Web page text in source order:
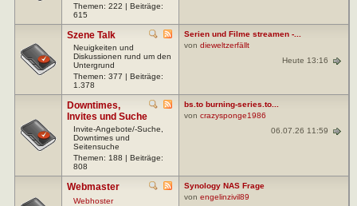
Themen: 222 | Beiträge:
615
Szene Talk
Neuigkeiten und
Diskussionen rund um den
Untergrund
Themen: 377 | Beiträge:
1.378
Serien und Filme streamen -...
von dieweltzerfällt
Heute 13:16
Downtimes,
Invites und Suche
Invite-Angebote/-Suche,
Downtimes und
Seitensuche
Themen: 188 | Beiträge:
808
bs.to burning-series.to...
von crazysponge1986
06.07.26 11:59
Webmaster
Webhoster
Synology NAS Frage
von engelinzivil89